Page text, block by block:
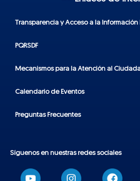
Transparencia y Acceso a la Información
PQRSDF
Mecanismos para la Atención al
Calendario de Eventos
Preguntas Frecuentes
Síguenos en nuestras redes sociales